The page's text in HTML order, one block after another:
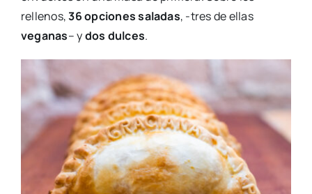
rellenos,36 opciones saladas, -tres de ellas
veganas– ydos dulces.